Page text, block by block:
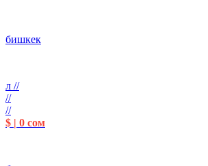
бишкек
л //
//
//
$ | 0 сом